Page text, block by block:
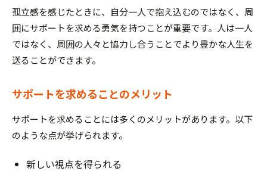
孤立感を感じたときに、自分一人で抱え込むのではなく、周
囲にサポートを求める勇気を持つことが重要です。人は一人
ではなく、周囲の人々と協力し合うことでより豊かな人生を
送ることができます。
サポートを求めることのメリット
サポートを求めることには多くのメリットがあります。以下
のような点が挙げられます。
新しい視点を得られる